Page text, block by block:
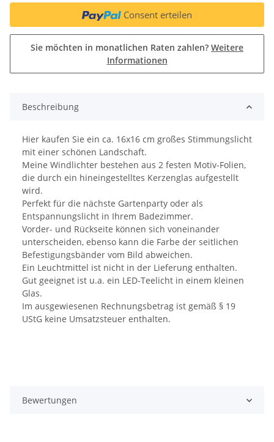
Consent erteilen
Sie möchten in monatlichen Raten zahlen? Weitere
Informationen
Beschreibung
Hier kaufen Sie ein ca. 16x16 cm großes Stimmungslicht
mit einer schönen Landschaft.
Meine Windlichter bestehen aus 2 festen Motiv-Folien,
die durch ein hineingestelltes Kerzenglas aufgestellt
wird.
Perfekt für die nächste Gartenparty oder als
Entspannungslicht in Ihrem Badezimmer.
Vorder- und Rückseite können sich voneinander
unterscheiden, ebenso kann die Farbe der seitlichen
Befestigungsbänder vom Bild abweichen.
Ein Leuchtmittel ist nicht in der Lieferung enthalten.
Gut geeignet ist u.a. ein LED-Teelicht in einem kleinen
Glas.
Im ausgewiesenen Rechnungsbetrag ist gemäß § 19
UStG keine Umsatzsteuer enthalten.
Bewertungen